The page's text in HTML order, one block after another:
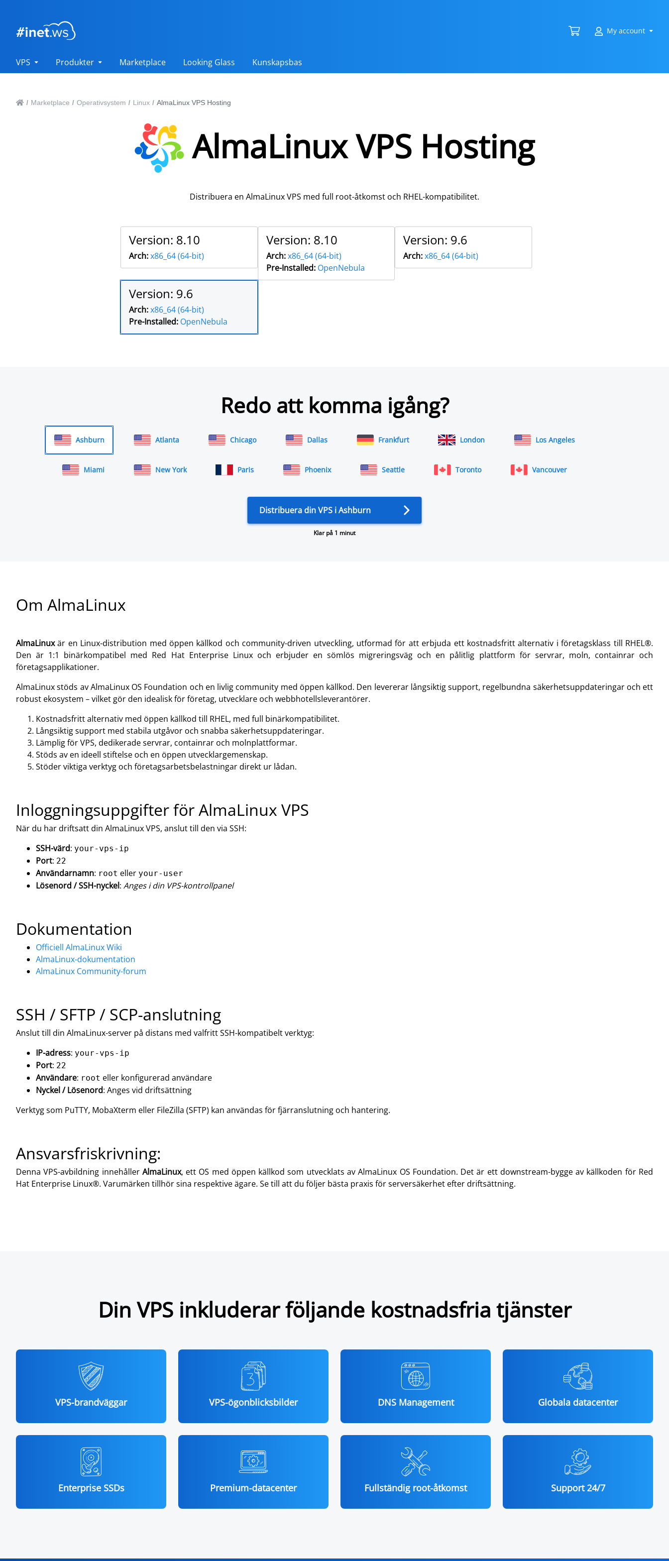
My account
VPS Produkter Marketplace Looking Glass Kunskapsbas
/ Marketplace / Operativsystem / Linux / AlmaLinux VPS Hosting
AlmaLinux VPS Hosting
Distribuera en AlmaLinux VPS med full root-åtkomst och RHEL-kompatibilitet.
Version: 8.10
Arch:x86_64 (64-bit)
Version: 8.10
Arch:x86_64 (64-bit)
Pre-Installed: OpenNebula
Version: 9.6
Arch:x86_64 (64-bit)
Version: 9.6
Arch:x86_64 (64-bit)
Pre-Installed: OpenNebula
Redo att komma igång?
Ashburn Atlanta Chicago Dallas Frankfurt London Los Angeles
Miami New York Paris Phoenix Seattle Toronto Vancouver
Distribuera din VPS i Ashburn
Klar på 1 minut
Om AlmaLinux
AlmaLinuxär en Linux-distribution med öppen källkod och community-driven utveckling, utformad för att erbjuda ett kostnadsfritt alternativ i företagsklass till RHEL®.
Den är 1:1 binärkompatibel med Red Hat Enterprise Linux och erbjuder en sömlös migreringsväg och en pålitlig plattform för servrar, moln, containrar och
företagsapplikationer.
AlmaLinux stöds av AlmaLinux OS Foundation och en livlig community med öppen källkod. Den levererar långsiktig support, regelbundna säkerhetsuppdateringar och ett
robust ekosystem – vilket gör den idealisk för företag, utvecklare och webbhotellsleverantörer.
Kostnadsfritt alternativ med öppen källkod till RHEL, med full binärkompatibilitet.
Långsiktig support med stabila utgåvor och snabba säkerhetsuppdateringar.
Lämplig för VPS, dedikerade servrar, containrar och molnplattformar.
Stöds av en ideell stiftelse och en öppen utvecklargemenskap.
Stöder viktiga verktyg och företagsarbetsbelastningar direkt ur lådan.
Inloggningsuppgifter för AlmaLinux VPS
När du har driftsatt din AlmaLinux VPS, anslut till den via SSH:
SSH-värd: your-vps-ip
Port: 22
Användarnamn: root eller your-user
Lösenord / SSH-nyckel: Anges i din VPS-kontrollpanel
Dokumentation
Officiell AlmaLinux Wiki
AlmaLinux-dokumentation
AlmaLinux Community-forum
SSH / SFTP / SCP-anslutning
Anslut till din AlmaLinux-server på distans med valfritt SSH-kompatibelt verktyg:
IP-adress: your-vps-ip
Port: 22
Användare: root eller konfigurerad användare
Nyckel / Lösenord: Anges vid driftsättning
Verktyg som PuTTY, MobaXterm eller FileZilla (SFTP) kan användas för fjärranslutning och hantering.
Ansvarsfriskrivning:
Denna VPS-avbildning innehåller AlmaLinux, ett OS med öppen källkod som utvecklats av AlmaLinux OS Foundation. Det är ett downstream-bygge av källkoden för Red
Hat Enterprise Linux®. Varumärken tillhör sina respektive ägare. Se till att du följer bästa praxis för serversäkerhet efter driftsättning.
Din VPS inkluderar följande kostnadsfria tjänster
VPS-brandväggar VPS-ögonblicksbilder DNS Management Globala datacenter
Enterprise SSDs Premium-datacenter Fullständig root-åtkomst Support 24/7